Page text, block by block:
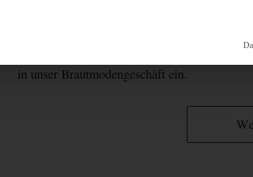
Das südafrikanische Label Alena Leena
in unser Brautmodengeschäft ein.